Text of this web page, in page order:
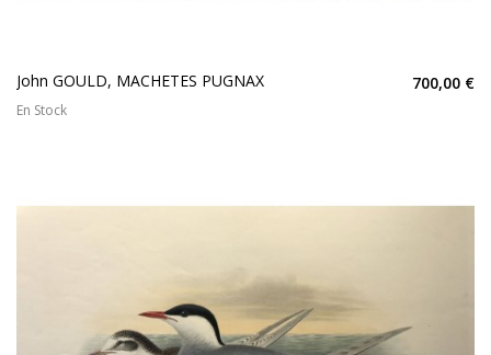
John GOULD, MACHETES PUGNAX 700,00 €
En Stock